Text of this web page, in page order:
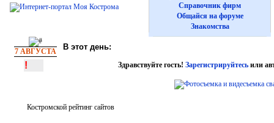
Справочник фирм
Общайся на форуме
Знакомства
7 АВГУСТА В этот день:
! Здравствуйте гость! Зарегистрируйтесьили
Костромской рейтинг сайтов